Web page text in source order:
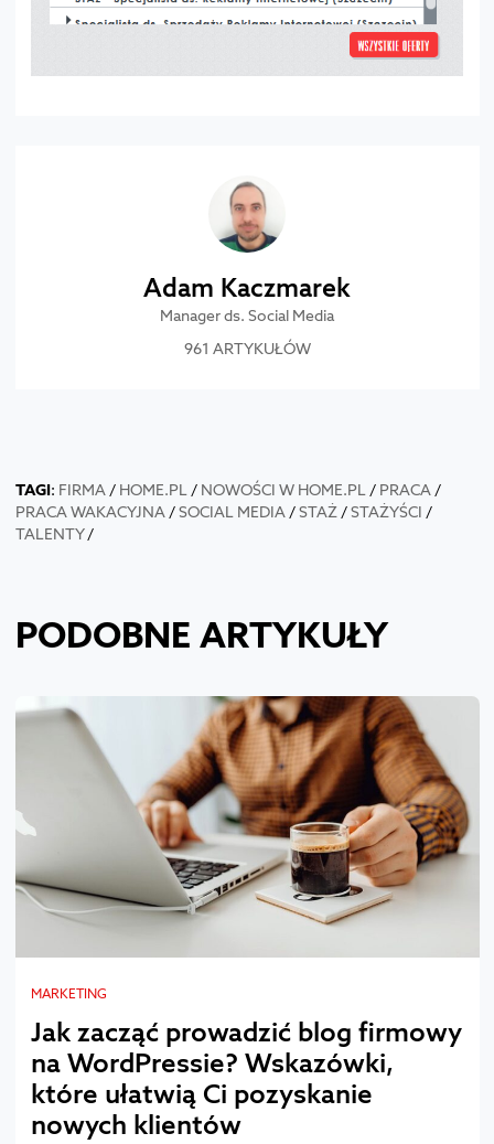
Adam Kaczmarek
Manager ds. Social Media
961 ARTYKUŁÓW
TAGI: FIRMA/ HOME.PL/ NOWOŚCI W HOME.PL/ PRACA/
PRACA WAKACYJNA/SOCIAL MEDIA/STAŻ/STAŻYŚCI /
TALENTY/
PODOBNE ARTYKUŁY
MARKETING
Jak zacząć prowadzić blog firmowy
na WordPressie? Wskazówki,
które ułatwią Ci pozyskanie
nowych klientów